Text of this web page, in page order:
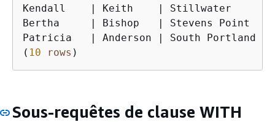
Kendall
| Keith | Stillwater
Bertha
| Bishop | Stevens Point
Patricia
| Anderson | South Portland
( 10 rows )
Sous-requêtes de clause WITH